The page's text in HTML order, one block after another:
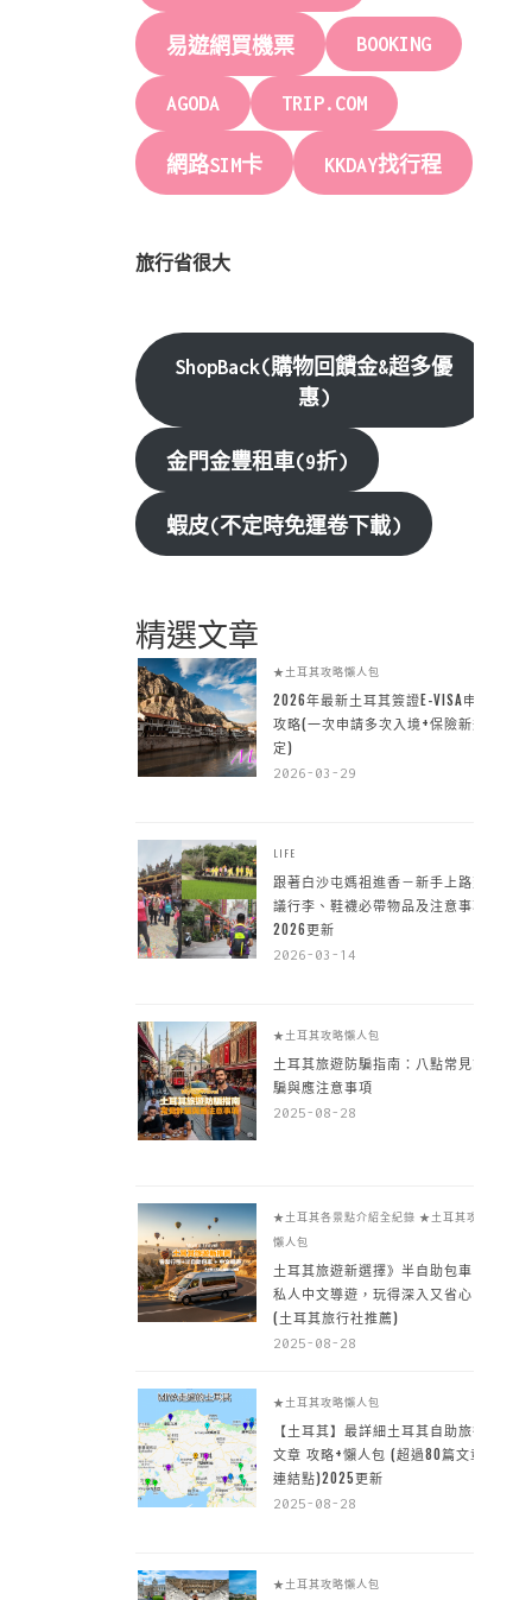
易遊網買機票 BOOKING
AGODA TRIP.COM
網路SIM卡 KKDAY找行程
旅行省很大
ShopBack(購物回饋金&超多優
惠)
金門金豐租車(9折)
蝦皮(不定時免運卷下載)
精選文章
★土耳其攻略懶人包
2026年最新土耳其簽證E-VISA申請
攻略(一次申請多次入境+保險新規
定)
2026-03-29
LIFE
跟著白沙屯媽祖進香－新手上路建
議行李、鞋襪必帶物品及注意事項
2026更新
2026-03-14
★土耳其攻略懶人包
土耳其旅遊防騙指南：八點常見詐
騙與應注意事項
2025-08-28
★土耳其各景點介紹全紀錄 ★土耳其攻略
懶人包
土耳其旅遊新選擇》半自助包車 +
私人中文導遊，玩得深入又省心
(土耳其旅行社推薦)
2025-08-28
★土耳其攻略懶人包
【土耳其】最詳細土耳其自助旅行
文章 攻略+懶人包 (超過80篇文章~
連結點)2025更新
2025-08-28
★土耳其攻略懶人包